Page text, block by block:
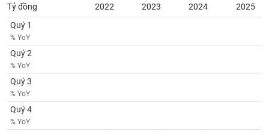
Tỷ đồng 2022 2023 2024
2025
Quý 1
% YoY
Quý 2
% YoY
Quý 3
% YoY
Quý 4
% YoY